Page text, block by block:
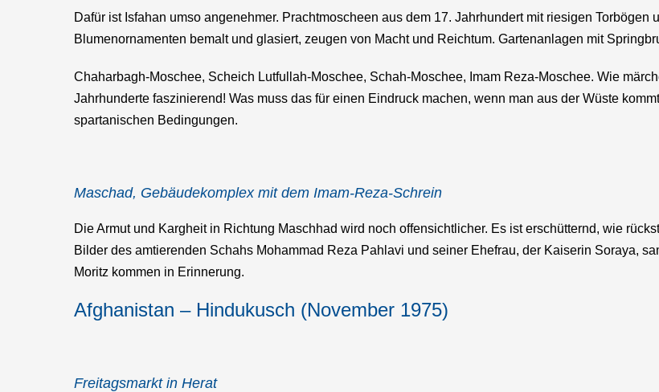
Dafür ist Isfahan umso angenehmer. Prachtmoscheen aus dem 17. Jahrhundert mit riesigen
Blumenornamenten bemalt und glasiert, zeugen von Macht und Reichtum. Gartenanlagen mit
Chaharbagh-Moschee, Scheich Lutfullah-Moschee, Schah-Moschee, Imam Reza-Moschee. Wie
Jahrhunderte faszinierend! Was muss das für einen Eindruck machen, wenn man aus der Wüste
spartanischen Bedingungen.
Maschad, Gebäudekomplex mit dem Imam-Reza-Schrein
Die Armut und Kargheit in Richtung Maschhad wird noch offensichtlicher. Es ist erschütternd, wie
Bilder des amtierenden Schahs Mohammad Reza Pahlavi und seiner Ehefrau, der Kaiserin Soraya,
Moritz kommen in Erinnerung.
Afghanistan – Hindukusch (November 1975)
Freitagsmarkt in Herat